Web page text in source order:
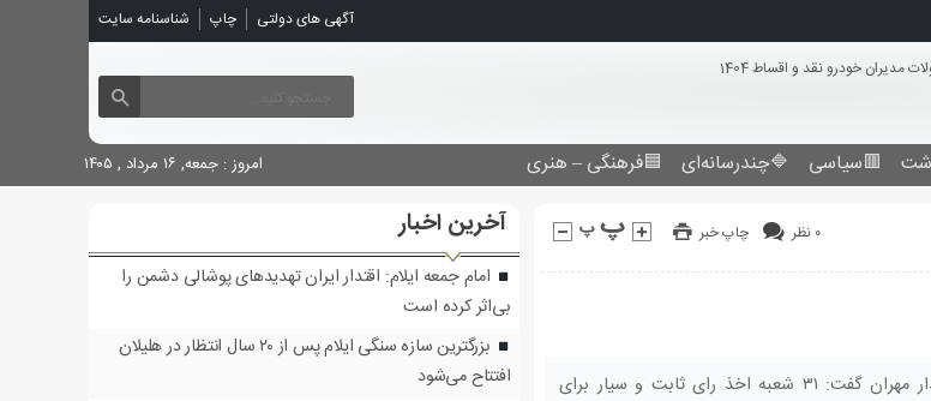
آگهی های دولتی چاپ شناسنامه سایت
🟥سیاسی 🔷چندرسانه‌ای 🟦فرهنگی – هنری امروز : جمعه, ۱۶ مرداد , ۱۴۰۵
چاپ خبر ۰ نظر
ایلام- فرماندار مهران گفت: ۳۱ شعبه اخذ رای ثابت و سیار برای
آخرین اخبار
امام جمعه ایلام: اقتدار ایران تهدیدهای پوشالی دشمن را
بی‌اثر کرده است
بزرگترین سازه سنگی ایلام پس از ۲۰ سال انتظار در هلیلان
افتتاح می‌شود